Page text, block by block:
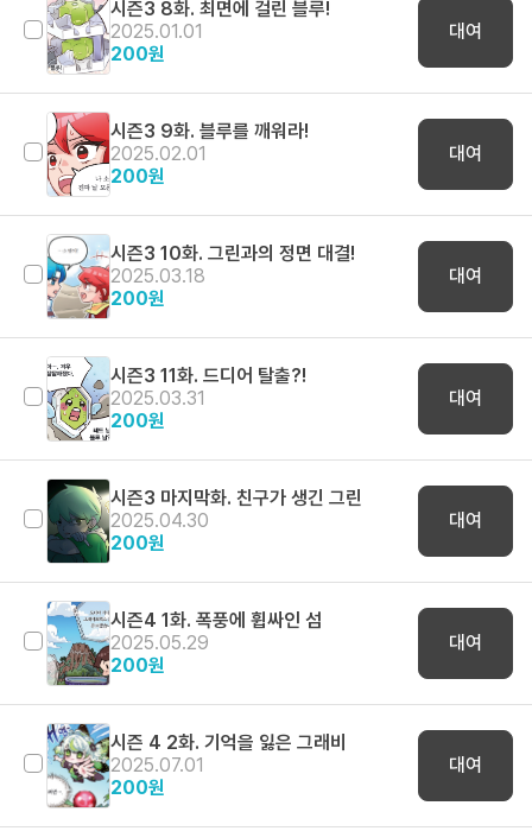
시즌3 8화. 최면에 걸린 블루!
2025.01.01
200원
대여
시즌3 9화. 블루를 깨워라!
2025.02.01
200원
대여
시즌3 10화. 그린과의 정면 대결!
2025.03.18
200원
대여
시즌3 11화. 드디어 탈출?!
2025.03.31
200원
대여
시즌3 마지막화. 친구가 생긴 그린
2025.04.30
200원
대여
시즌4 1화. 폭풍에 휩싸인 섬
2025.05.29
200원
대여
시즌 4 2화. 기억을 잃은 그래비
2025.07.01
200원
대여